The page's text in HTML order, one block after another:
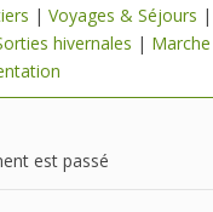
| Voyages & Séjours |
hivernales |
est passé